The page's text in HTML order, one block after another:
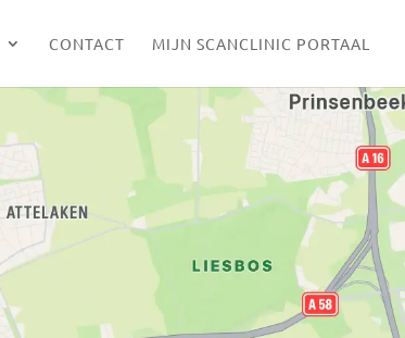
CONTACT MIJN SCANCLINIC PORTAAL